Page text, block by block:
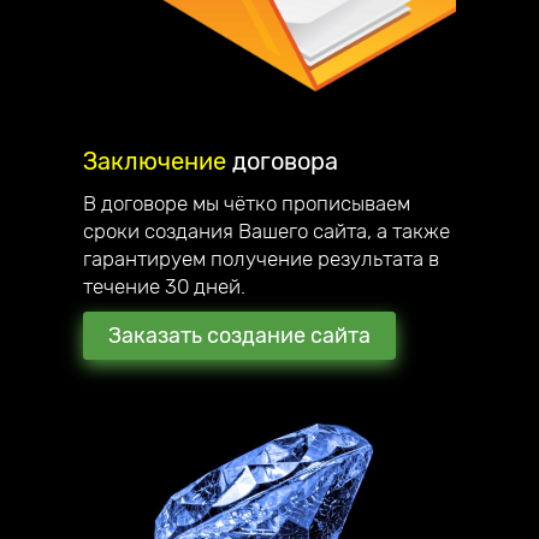
Заключение договора
В договоре мы чётко прописываем
сроки создания Вашего сайта, а также
гарантируем получение результата в
течение 30 дней.
Заказать создание сайта